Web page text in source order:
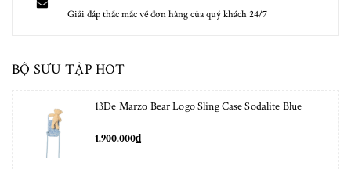
Giải đáp thắc mắc về đơn hàng của quý khách 24/7
BỘ SƯU TẬP HOT
13De Marzo Bear Logo Sling Case Sodalite Blue
1.900.000₫